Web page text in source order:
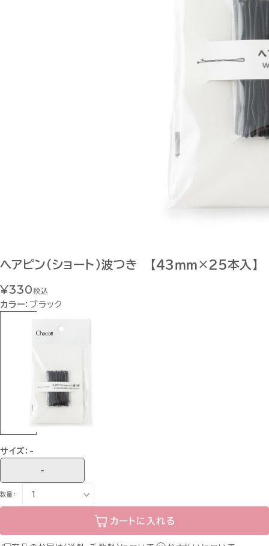
ヘアピン（ショート）波つき 【43ｍｍ×25本入】
¥330税込
カラー： ブラック
サイズ： -
-
数量：
カートに入れる